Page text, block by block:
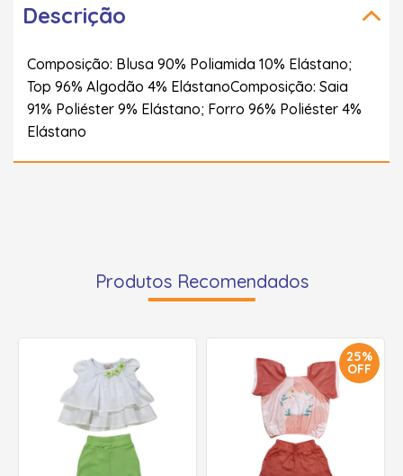
Descrição
Composição: Blusa 90% Poliamida 10% Elástano;
Top 96% Algodão 4% ElástanoComposição: Saia
91% Poliéster 9% Elástano; Forro 96% Poliéster 4%
Elástano
Produtos Recomendados
25%
OFF